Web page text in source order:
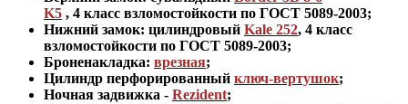
K5 , 4 класс взломостойкости по ГОСТ 5089-2003;
Нижний замок: цилиндровый Kale 252, 4 класс
взломостойкости по ГОСТ 5089-2003;
Броненакладка: врезная;
Цилиндр перфорированный ключ-вертушок;
Ночная задвижка - Rezident;